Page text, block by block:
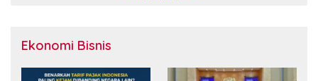
Ekonomi Bisnis